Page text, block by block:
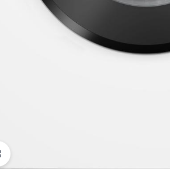
CELTNIECĪBA